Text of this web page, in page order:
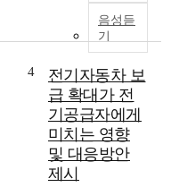
접
지
t
음성듣
기
업
4
전기자동차 보
급 확대가 전
기공급자에게
미치는 영향
및 대응방안
제시